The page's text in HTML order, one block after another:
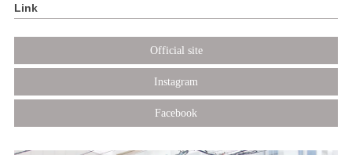
Link
Official site
Instagram
Facebook